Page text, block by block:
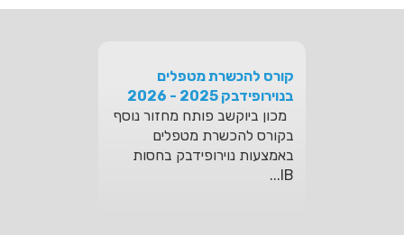
שלה: רכשנו מכשיר לגרייה
קורס להכשרת מטפלים
בנוירופידבק 2025 - 2026
מכון ביוקשב פותח מחזור נוסף
בקורס להכשרת מטפלים
באמצעות נוירופידבק בחסות
IB...